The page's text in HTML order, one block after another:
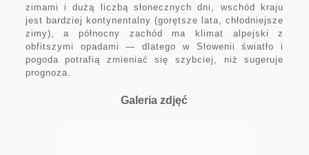
zimami i dużą liczbą słonecznych dni, wschód kraju
jest bardziej kontynentalny (gorętsze lata, chłodniejsze
zimy), a północny zachód ma klimat alpejski z
obfitszymi opadami — dlatego w Słowenii światło i
pogoda potrafią zmieniać się szybciej, niż sugeruje
prognoza.
Galeria zdjęć